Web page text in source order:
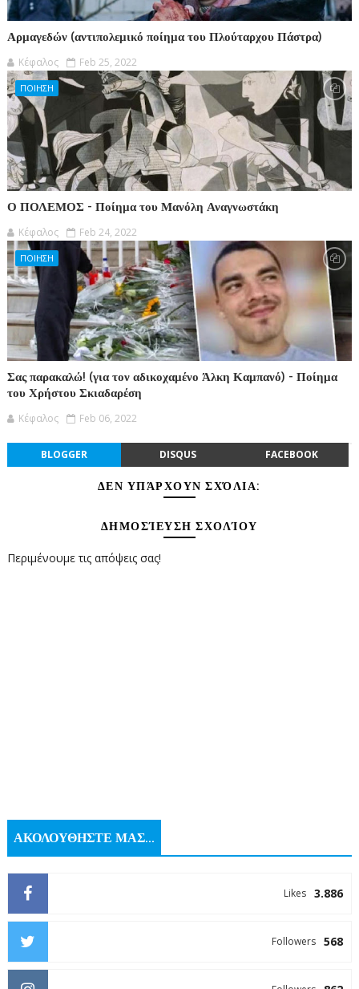
Αρμαγεδών (αντιπολεμικό ποίημα του Πλούταρχου Πάστρα)
Κέφαλος Feb 25, 2022
ΠΟΙΗΣΗ
Ο ΠΟΛΕΜΟΣ - Ποίημα του Μανόλη Αναγνωστάκη
Κέφαλος Feb 24, 2022
ΠΟΙΗΣΗ
Σας παρακαλώ! (για τον αδικοχαμένο Άλκη Καμπανό) - Ποίημα
του Χρήστου Σκιαδαρέση
Κέφαλος Feb 06, 2022
BLOGGER DISQUS FACEBOOK
ΔΕΝ ΥΠΆΡΧΟΥΝ ΣΧΌΛΙΑ:
ΔΗΜΟΣΊΕΥΣΗ ΣΧΟΛΊΟΥ
Περιμένουμε τις απόψεις σας!
ΑΚΟΛΟΥΘΗΣΤΕ ΜΑΣ...
3.886
Likes
568
Followers